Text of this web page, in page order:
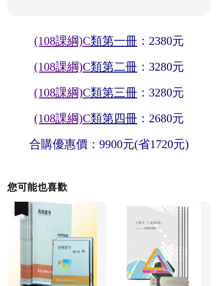
(108課綱)C類第一冊 ：2380元
(108課綱)C類第二冊 ：3280元
(108課綱)C類第三冊 ：3280元
(108課綱)C類第四冊 ：2680元
合購優惠價：9900元(省1720元)
您可能也喜歡